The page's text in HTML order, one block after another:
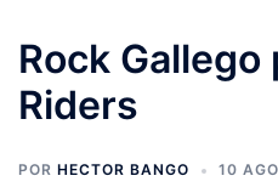
Rock Gallego
Riders
POR HECTOR BANGO 10